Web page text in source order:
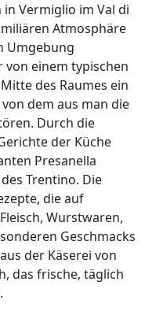
Vermiglio im Val di
Atmosphäre
Umgebung
von einem typischen
des Raumes ein
dem aus man die
Durch die
der Küche
Presanella
Trentino. Die
die auf
Wurstwaren,
Geschmacks
der Käserei von
das frische, täglich